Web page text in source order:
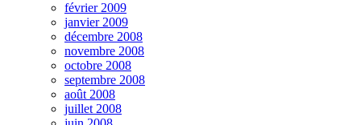
février 2009
janvier 2009
décembre 2008
novembre 2008
octobre 2008
septembre 2008
août 2008
juillet 2008